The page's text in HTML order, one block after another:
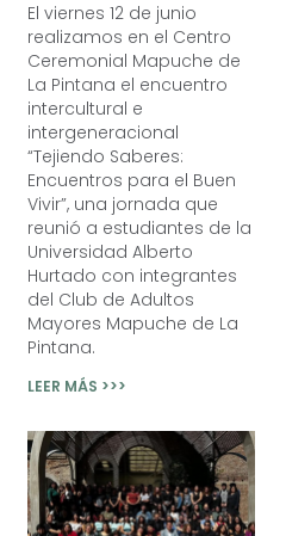
El viernes 12 de junio
realizamos en el Centro
Ceremonial Mapuche de
La Pintana el encuentro
intercultural e
intergeneracional
“Tejiendo Saberes:
Encuentros para el Buen
Vivir”, una jornada que
reunió a estudiantes de la
Universidad Alberto
Hurtado con integrantes
del Club de Adultos
Mayores Mapuche de La
Pintana.
LEER MÁS >>>